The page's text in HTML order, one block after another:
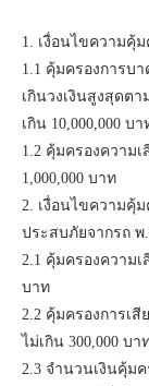
1. เงื่อนไขความคุ้
1.1 คุ้มครองการบ
เกินวงเงินสูงสุดต
เกิน 10,000,000 บา
1.2 คุ้มครองความ
1,000,000 บาท
2. เงื่อนไขความคุ้
ประสบภัยจากรถ พ
2.1 คุ้มครองความ
บาท
2.2 คุ้มครองการเ
ไม่เกิน 300,000 บา
2.3 จำนวนเงินคุ้ม